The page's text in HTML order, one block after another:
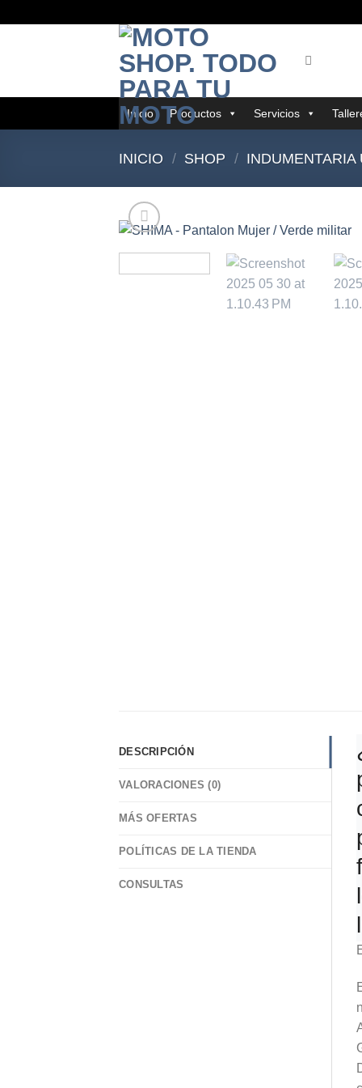
Inicio Productos Servicios
INICIO / SHOP / INDUMENTARIA
DESCRIPCIÓN
VALORACIONES (0)
MÁS OFERTAS
POLÍTICAS DE LA TIENDA
CONSULTAS